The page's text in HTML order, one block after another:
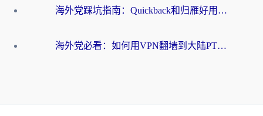
海外党踩坑指南：Quickback和归雁好用吗？选对加速器才能无缝刷国内资源
海外党必看：如何用VPN翻墙到大陆PTT？一篇解决你所有回国加速痛点